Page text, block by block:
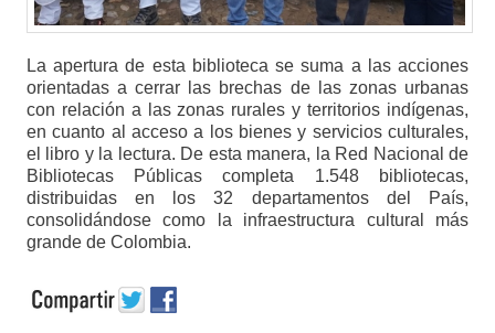
La apertura de esta biblioteca se suma a las acciones
orientadas a cerrar las brechas de las zonas urbanas
con relación a las zonas rurales y territorios indígenas,
en cuanto al acceso a los bienes y servicios culturales,
el libro y la lectura. De esta manera, la Red Nacional de
Bibliotecas Públicas completa 1.548 bibliotecas,
distribuidas en los 32 departamentos del País,
consolidándose como la infraestructura cultural más
grande de Colombia.